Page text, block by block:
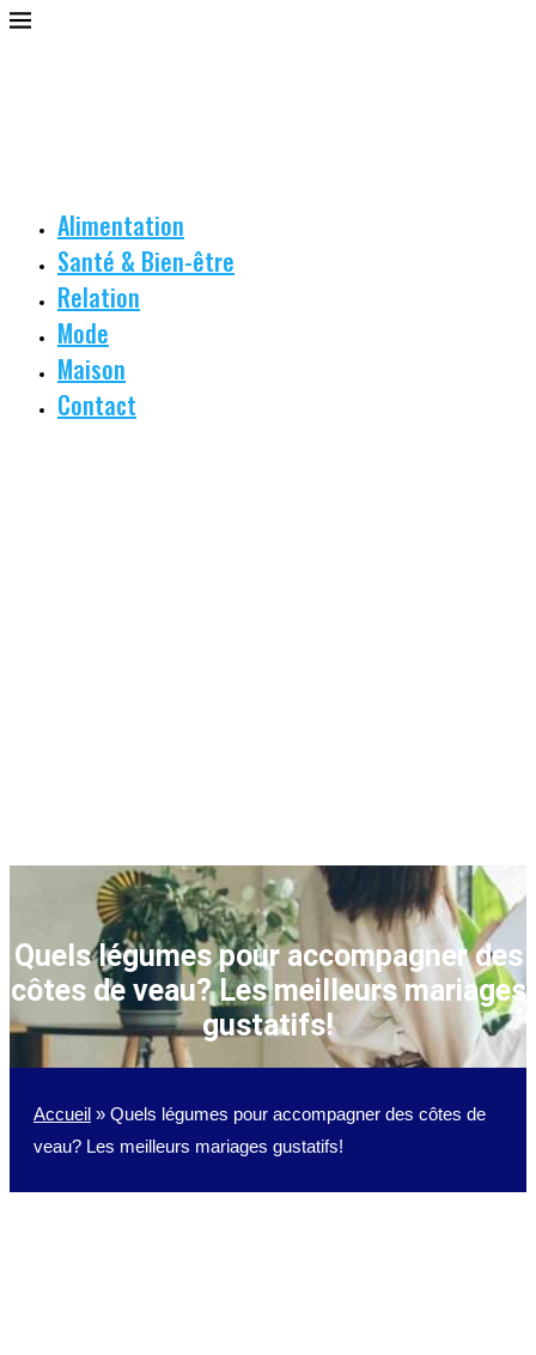
Alimentation
Santé & Bien-être
Relation
Mode
Maison
Contact
Quels légumes pour accompagner des
côtes de veau? Les meilleurs mariages
gustatifs!
Accueil » Quels légumes pour accompagner des côtes de
veau? Les meilleurs mariages gustatifs!